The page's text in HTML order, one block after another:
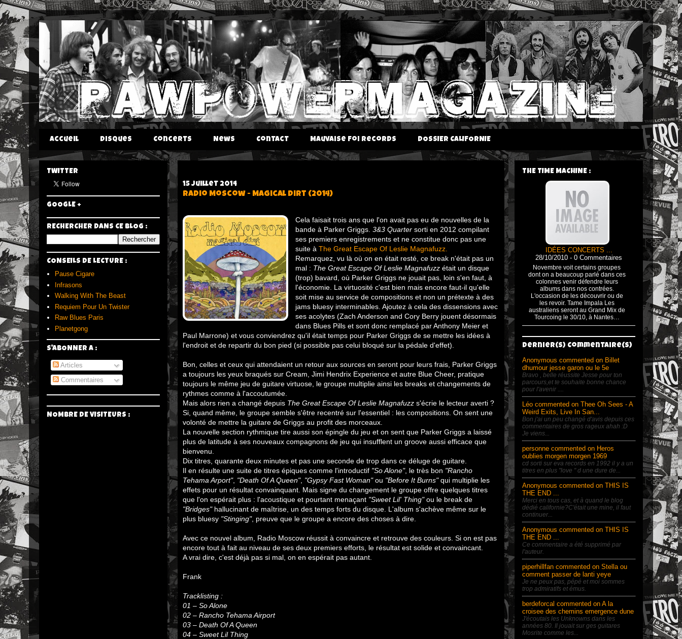
Accueil Disques Concerts News Contact Mauvaise Foi Records DOSSIER CALIFORNIE
15 juillet 2014
Radio Moscow - Magical Dirt (2014)
Cela faisait trois ans que l'on avait pas eu de nouvelles de la
bande à Parker Griggs. 3&3 Quarter sorti en 2012 compilant
ses premiers enregistrements et ne constitue donc pas une
suite à The Great Escape Of Leslie Magnafuzz.
Remarquez, vu là où on en était resté, ce break n'était pas un
mal : The Great Escape Of Leslie Magnafuzz était un disque
(trop) bavard, où Parker Griggs ne jouait pas, loin s'en faut, à
l'économie. La virtuosité c'est bien mais encore faut-il qu'elle
soit mise au service de compositions et non un prétexte à des
jams bluesy interminables. Ajoutez à cela des dissensions avec
ses acolytes (Zach Anderson and Cory Berry jouent désormais
dans Blues Pills et sont donc remplacé par Anthony Meier et
Paul Marrone) et vous conviendrez qu'il était temps pour Parker Griggs de se mettre les idées à
l'endroit et de repartir du bon pied (si possible pas celui bloqué sur la pédale d'effet).
Bon, celles et ceux qui attendaient un retour aux sources en seront pour leurs frais, Parker Griggs
a toujours les yeux braqués sur Cream, Jimi Hendrix Experience et autre Blue Cheer, pratique
toujours le même jeu de guitare virtuose, le groupe multiplie ainsi les breaks et changements de
rythmes comme à l'accoutumée.
Mais alors rien a changé depuis The Great Escape Of Leslie Magnafuzz s'écrie le lecteur averti ?
Si, quand même, le groupe semble s'être recentré sur l'essentiel : les compositions. On sent une
volonté de mettre la guitare de Griggs au profit des morceaux.
La nouvelle section rythmique tire aussi son épingle du jeu et on sent que Parker Griggs a laissé
plus de latitude à ses nouveaux compagnons de jeu qui insufflent un groove aussi efficace que
bienvenu.
Dix titres, quarante deux minutes et pas une seconde de trop dans ce déluge de guitare.
Il en résulte une suite de titres épiques comme l'introductif "So Alone", le très bon "Rancho
Tehama Arport", "Death Of A Queen", "Gypsy Fast Woman"ou "Before It Burns"qui multiplie les
effets pour un résultat convainquant. Mais signe du changement le groupe offre quelques titres
que l'on espérait plus : l'acoustique et pourtant menaçant "Sweet Lil' Thing"ou le break de
"Bridges"hallucinant de maîtrise, un des temps forts du disque. L'album s'achève même sur le
plus bluesy "Stinging", preuve que le groupe a encore des choses à dire.
Avec ce nouvel album, Radio Moscow réussit à convaincre et retrouve des couleurs. Si on est pas
encore tout à fait au niveau de ses deux premiers efforts, le résultat est solide et convaincant.
A vrai dire, c'est déjà pas si mal, on en espérait pas autant.
Frank
Tracklisting :
01 – So Alone
02 – Rancho Tehama Airport
03 – Death Of A Queen
04 – Sweet Lil Thing
TWITTER
GOOGLE +
RECHERCHER DANS CE BLOG :
CONSEILS DE LECTURE :
Pause Cigare
Infrasons
Walking With The Beast
Requiem Pour Un Twister
Raw Blues Paris
Planetgong
S'ABONNER A :
Articles
Commentaires
NOMBRE DE VISITEURS :
THE TIME MACHINE :
IDÉES CONCERTS ...
28/10/2010 - 0 Commentaires
Novembre voit certains groupes
dont on a beaucoup parlé dans ces
colonnes venir défendre leurs
albums dans nos contrées.
L'occasion de les découvrir ou de
les revoir. Tame Impala Les
australiens seront au Grand Mix de
Tourcoing le 30/10, à Nantes…
Dernier(s) Commentaire(s)
Anonymous commented on Billet
dhumour jesse garon ou le 5e
Bravo , belle réussite Jesse pour ton
parcours,et te souhaite bonne chance
pour l'avenir ....
Léo commented on Thee Oh Sees - A
Weird Exits, Live In San...
Bon j'ai un peu changé d'avis depuis ces
commentaires de gros rageux ahah :D
Je viens...
personne commented on Heros
oublies morgen morgen 1969
cd sorti sur eva records en 1992 il y a un
titres en plus "love " d une dure de...
Anonymous commented on THIS IS
THE END ...
Merci en tous cas, et à quand le blog
dédié californie?C'était une mine, il faut
continuer...
Anonymous commented on THIS IS
THE END ...
Ce commentaire a été supprimé par
l'auteur.
piperhillfan commented on Stella ou
comment passer de lanti yeye
Je ne peux pas, pépé et moi sommes
trop admiratifs et émus.
berdeforcal commented on A la
croisee des chemins emergence dune
J'écoutais les Unknowns dans les
années 80. Il jouait sur ges guitares
Mosrite comme les...